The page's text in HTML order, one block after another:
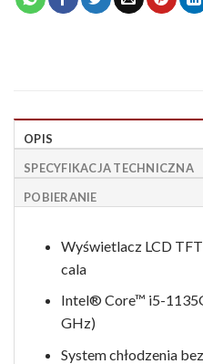
OPIS
SPECYFIKACJA TECHNICZNA
POBIERANIE
Wyświetlacz LCD
cala
Intel® Core™ i5-
GHz)
System chłodzenia